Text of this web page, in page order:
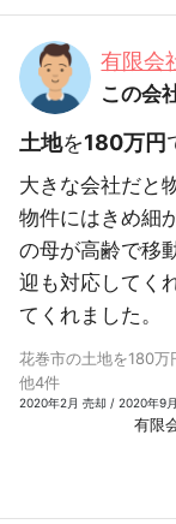
有限会
この会
土地を180万円
大きな会社だと
物件にはきめ細
の母が高齢で移
迎も対応してく
てくれました。
花巻市の土地を180
他4件
2020年2月 売却 / 2020年9
有限